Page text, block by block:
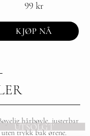
99 kr
KJØP NÅ
UTSOLGT